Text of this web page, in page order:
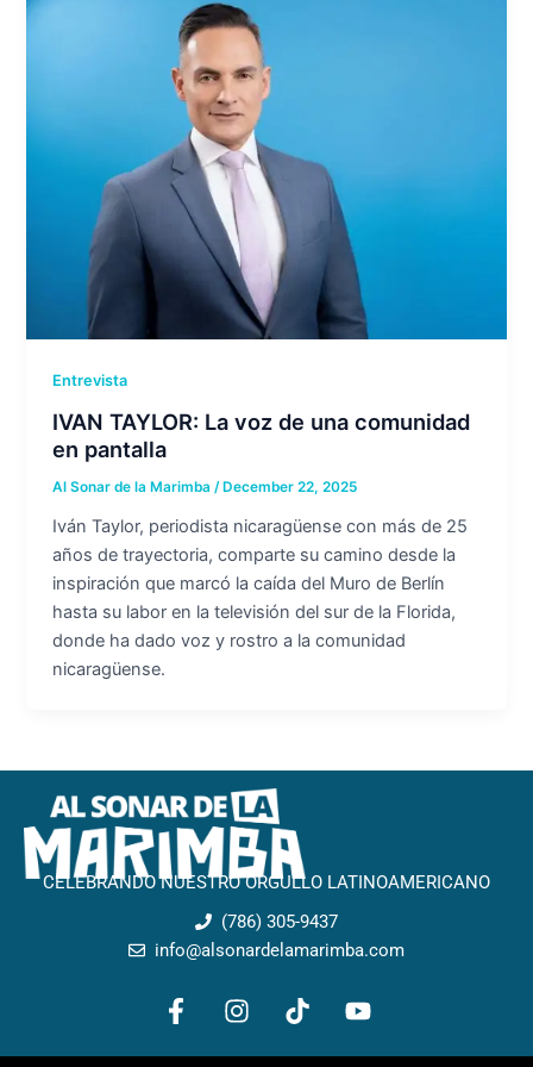
Entrevista
IVAN TAYLOR: La voz de una comunidad
en pantalla
Al Sonar de la Marimba/ December 22, 2025
Iván Taylor, periodista nicaragüense con más de 25
años de trayectoria, comparte su camino desde la
inspiración que marcó la caída del Muro de Berlín
hasta su labor en la televisión del sur de la Florida,
donde ha dado voz y rostro a la comunidad
nicaragüense.
CELEBRANDO NUESTRO ORGULLO LATINOAMERICANO
(786) 305-9437
info@alsonardelamarimba.com
F
a
c
I
n
s
T
i
k
Y
o
u